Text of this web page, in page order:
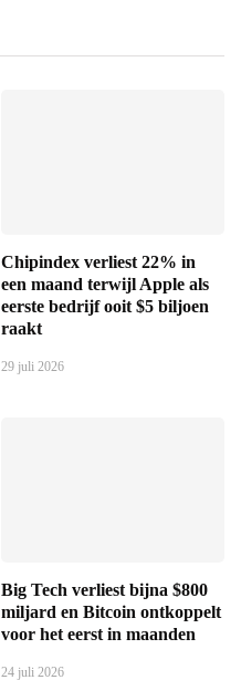
Chipindex verliest 22% in
een maand terwijl Apple als
eerste bedrijf ooit $5 biljoen
raakt
29 juli 2026
Big Tech verliest bijna $800
miljard en Bitcoin ontkoppelt
voor het eerst in maanden
24 juli 2026